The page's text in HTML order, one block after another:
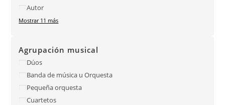
Autor
Mostrar 11 más
Agrupación musical
Dúos
Banda de música u Orquesta
Pequeña orquesta
Cuartetos